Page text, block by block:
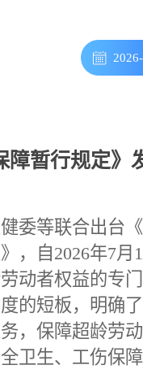
障暂行规定》
委等联合出台
，自2026年7月
动者权益的专
的短板，明确
，保障超龄劳
卫生、工伤保